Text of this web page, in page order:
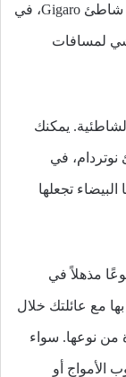
يمكنك القيام بنزهة هناك تحت أشجار الصنوبر. شاطئ Gigaro، في
لمسافات
يمكنك
في
تجعلها
مذهلاً في
مع عائلتك خلال
من نوعها. سواء
الأمواج أو